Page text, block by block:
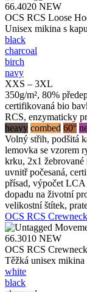
66.4020 NEW
OCS RCS Loose
Unisex mikina s
black
charcoal
birch
navy
XXS – 3XL
350g/m², 80%
certifikovaná bio
RCS, enzymaticky
heavy combed 60°
Volný střih, podšitá
lemovka se vzorem
krku, 2x1 žebrované
uvnitř počesaná,
přísad, výpočet
dopadu na životní
velikostní štítek,
OCS RCS
66.3010 NEW
OCS RCS Crewneck
Těžká unisex mikina
white
black